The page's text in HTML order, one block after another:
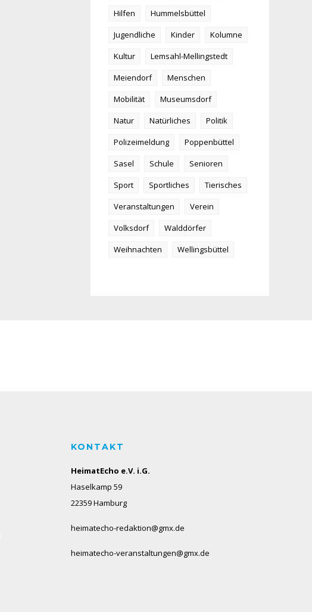
Hilfen
Hummelsbüttel
Jugendliche
Kinder
Kolumne
Kultur
Lemsahl-Mellingstedt
Meiendorf
Menschen
Mobilität
Museumsdorf
Natur
Natürliches
Politik
Polizeimeldung
Poppenbüttel
Sasel
Schule
Senioren
Sport
Sportliches
Tierisches
Veranstaltungen
Verein
Volksdorf
Walddörfer
Weihnachten
Wellingsbüttel
KONTAKT
HeimatEcho e.V. i.G.
Haselkamp 59
22359 Hamburg
heimatecho-redaktion@gmx.de
heimatecho-veranstaltungen@gmx.de